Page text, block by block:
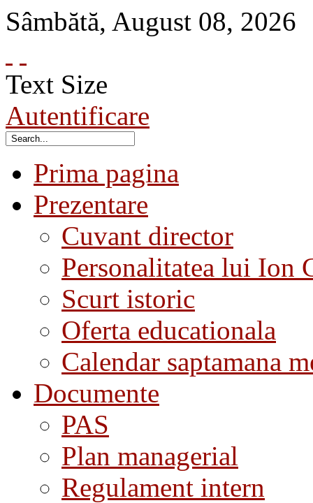
Sâmbătă, August 08, 2026
Text Size
Autentificare
Prima pagina
Prezentare
Cuvant director
Personalitatea lui Ion
Scurt istoric
Oferta educationala
Calendar saptamana
Documente
PAS
Plan managerial
Regulament intern